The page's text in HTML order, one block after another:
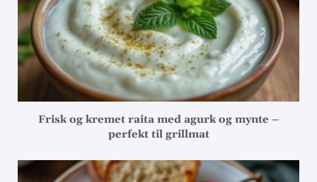
Frisk og kremet raita med agurk og mynte –
perfekt til grillmat